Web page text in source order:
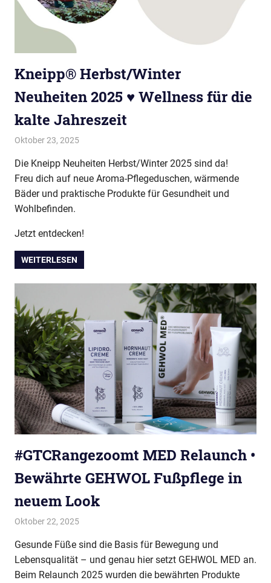
Kneipp® Herbst/Winter
Neuheiten 2025 ♥ Wellness für die
kalte Jahreszeit
Oktober 23, 2025
Die Kneipp Neuheiten Herbst/Winter 2025 sind da!
Freu dich auf neue Aroma-Pflegeduschen, wärmende
Bäder und praktische Produkte für Gesundheit und
Wohlbefinden.
Jetzt entdecken!
WEITERLESEN
#GTCRangezoomt MED Relaunch •
Bewährte GEHWOL Fußpflege in
neuem Look
Oktober 22, 2025
Gesunde Füße sind die Basis für Bewegung und
Lebensqualität – und genau hier setzt GEHWOL MED an.
Beim Relaunch 2025 wurden die bewährten Produkte